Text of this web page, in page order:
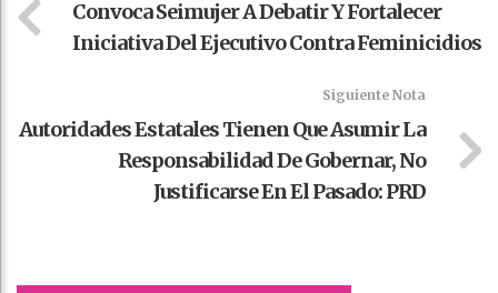
Convoca Seimujer A Debatir Y Fortalecer
Iniciativa Del Ejecutivo Contra Feminicidios
Siguiente Nota
Autoridades Estatales Tienen Que Asumir La
Responsabilidad De Gobernar, No
Justificarse En El Pasado: PRD